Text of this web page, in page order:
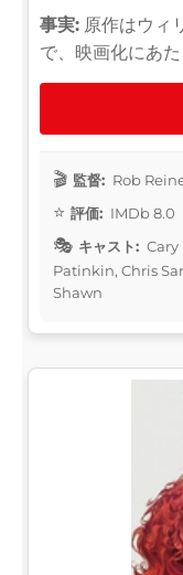
事実: 原作はウィ
で、映画化にあ
監督: Rob
評価: IMDb 8.0
キャスト:
Patinkin, Chris
Shawn